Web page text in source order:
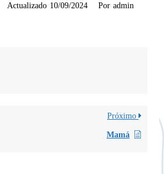
Actualizado 10/09/2024 Por admin
Próximo
Mamá